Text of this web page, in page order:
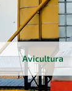
Avicultura